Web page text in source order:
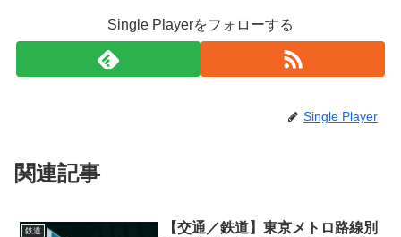
Single Playerをフォローする
Single Player
関連記事
鉄道
【交通／鉄道】東京メトロ路線別